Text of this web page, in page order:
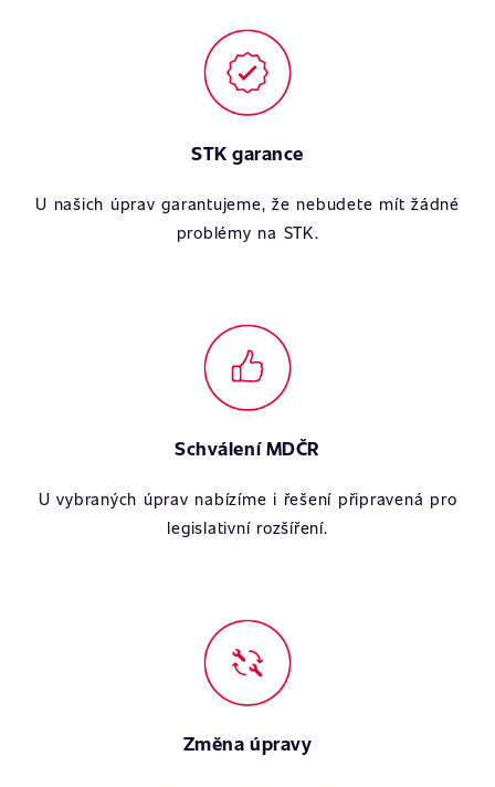
STK garance
U našich úprav garantujeme, že nebudete mít žádné
problémy na STK.
Schválení MDČR
U vybraných úprav nabízíme i řešení připravená pro
legislativní rozšíření.
Změna úpravy